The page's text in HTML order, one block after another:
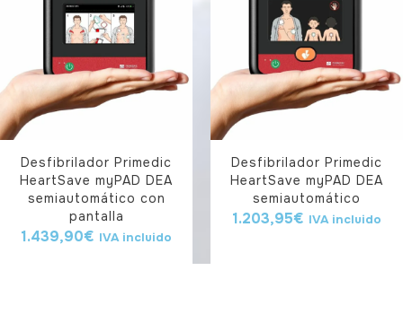
Desfibrilador Primedic
HeartSave myPAD DEA
semiautomático con
pantalla
1.439,90€ IVA incluido
Desfibrilador Primedic
HeartSave myPAD DEA
semiautomático
1.203,95€ IVA incluido